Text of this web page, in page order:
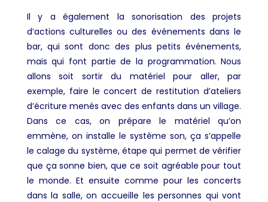
Il y a également la sonorisation des projets
d’actions culturelles ou des événements dans le
bar, qui sont donc des plus petits événements,
mais qui font partie de la programmation. Nous
allons soit sortir du matériel pour aller, par
exemple, faire le concert de restitution d’ateliers
d’écriture menés avec des enfants dans un village.
Dans ce cas, on prépare le matériel qu’on
emmène, on installe le système son, ça s’appelle
le calage du système, étape qui permet de vérifier
que ça sonne bien, que ce soit agréable pour tout
le monde. Et ensuite comme pour les concerts
dans la salle, on accueille les personnes qui vont